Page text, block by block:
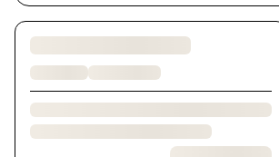
Chargement des chambres et des